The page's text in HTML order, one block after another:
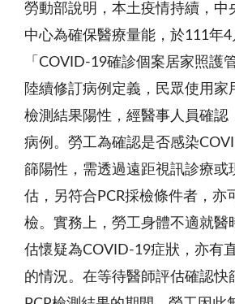
勞動部說明，本土疫情持續，中
中心為確保醫療量能，於111年
「COVID-19確診個案居家照護
陸續修訂病例定義，民眾使用家
檢測結果陽性，經醫事人員確認
病例。勞工為確認是否感染
篩陽性，需透過遠距視訊診療或
估，另符合PCR採檢條件者，亦
檢。實務上，勞工身體不適就醫
估懷疑為COVID-19症狀，亦有
的情況。在等待醫師評估確認快